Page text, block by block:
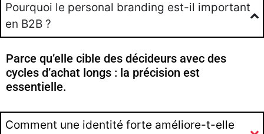
Pourquoi le personal branding est-il important
en B2B ?
Parce qu’elle cible des décideurs avec des
cycles d’achat longs : la précision est
essentielle.
Comment une identité forte améliore-t-elle